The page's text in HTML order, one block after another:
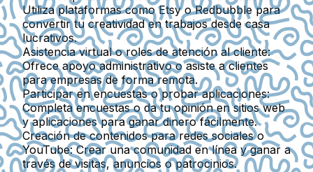
Utiliza plataformas como Etsy o Redbubble para
convertir tu creatividad en trabajos desde casa
lucrativos.
Asistencia virtual o roles de atención al cliente:
Ofrece apoyo administrativo o asiste a clientes
para empresas de forma remota.
Participar en encuestas o probar aplicaciones:
Completa encuestas o da tu opinión en sitios web
y aplicaciones para ganar dinero fácilmente.
Creación de contenidos para redes sociales o
YouTube:Crear una comunidad en línea y ganar a
través de visitas, anuncios o patrocinios.